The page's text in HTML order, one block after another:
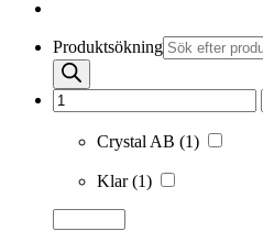
Produktsökning
Crystal AB (1)
Klar(1)